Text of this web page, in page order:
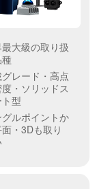
大級の取り扱
レード・高点
・ソリッドス
型
グルポイントか
面・3Dも取り